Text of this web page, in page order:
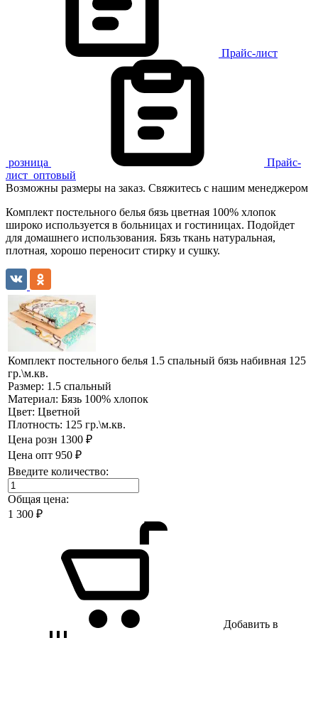
Прайс-лист
розница
Прайс-
лист оптовый
Возможны размеры на заказ. Свяжитесь с нашим менеджером
Комплект постельного белья бязь цветная 100% хлопок
широко используется в больницах и гостиницах. Подойдет
для домашнего использования. Бязь ткань натуральная,
плотная, хорошо переносит стирку и сушку.
Комплект постельного белья 1.5 спальный бязь набивная 125
гр.\м.кв.
Размер: 1.5 спальный
Материал: Бязь 100% хлопок
Цвет: Цветной
Плотность: 125 гр.\м.кв.
Цена розн 1300 ₽
Цена опт 950 ₽
Введите количество:
Общая цена:
1 300 ₽
Добавить в